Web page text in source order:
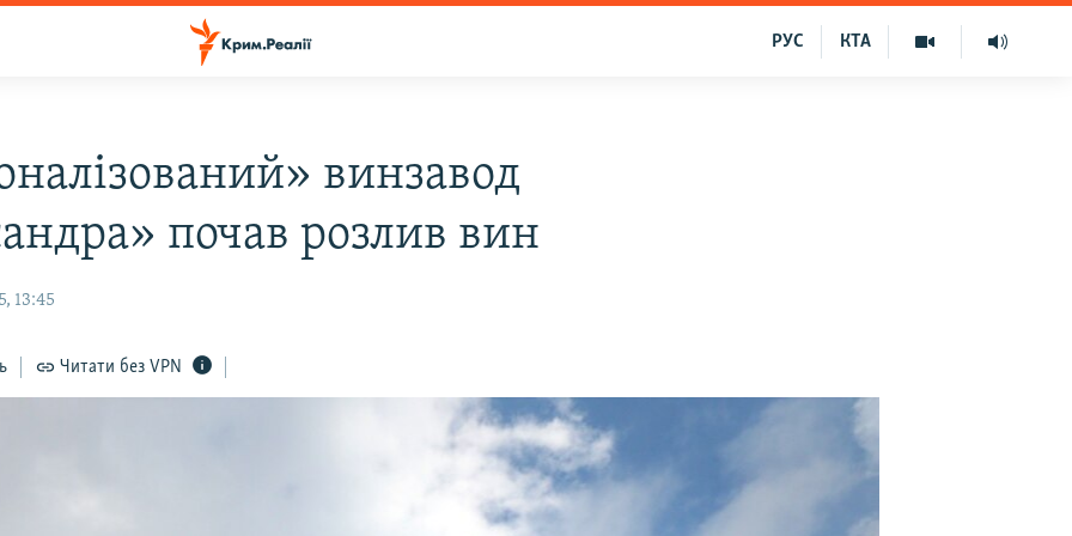
КТА
РУС
винзавод
почав розлив вин
13:45
Читати без VPN